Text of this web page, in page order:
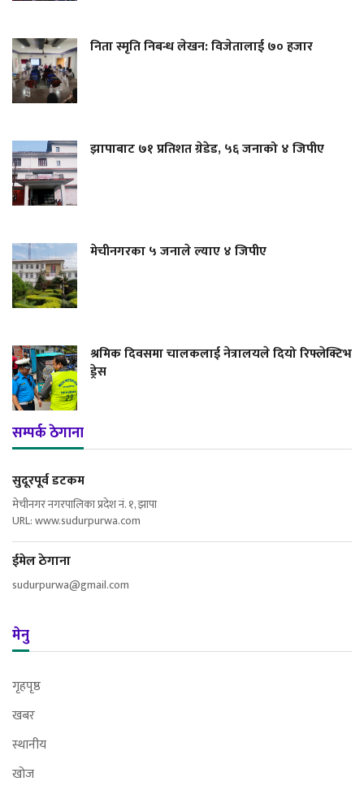
निता स्मृति निबन्ध लेखन: विजेतालाई ७० हजार
झापाबाट ७१ प्रतिशत ग्रेडेड, ५६ जनाको ४ जिपीए
मेचीनगरका ५ जनाले ल्याए ४ जिपीए
श्रमिक दिवसमा चालकलाई नेत्रालयले दियो रिफ्लेक्टिभ
ड्रेस
सम्पर्क ठेगाना
सुदूरपूर्व डटकम
मेचीनगर नगरपालिका प्रदेश नं. १, झापा
URL: www.sudurpurwa.com
ईमेल ठेगाना
sudurpurwa@gmail.com
मेनु
गृहपृष्ठ
खबर
स्थानीय
खोज